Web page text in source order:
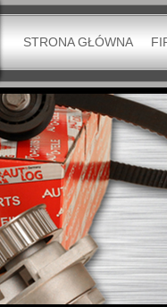
STRONA GŁÓWNA